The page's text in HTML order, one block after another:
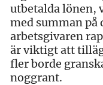
utbetalda lönen,
med summan
arbetsgivaren
är viktigt att
fler borde
noggrant.